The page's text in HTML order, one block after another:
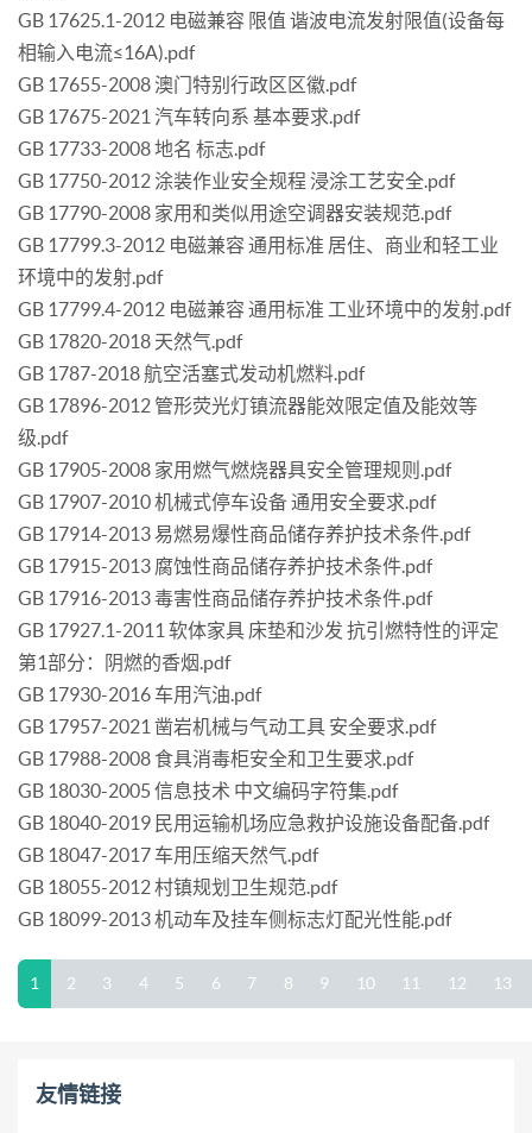
GB 17625.1-2012 电磁兼容 限值 谐波电流发射限值(设备每
相输入电流≤16A).pdf
GB 17655-2008 澳门特别行政区区徽.pdf
GB 17675-2021 汽车转向系 基本要求.pdf
GB 17733-2008 地名 标志.pdf
GB 17750-2012 涂装作业安全规程 浸涂工艺安全.pdf
GB 17790-2008 家用和类似用途空调器安装规范.pdf
GB 17799.3-2012 电磁兼容 通用标准 居住、商业和轻工业
环境中的发射.pdf
GB 17799.4-2012 电磁兼容 通用标准 工业环境中的发射.pdf
GB 17820-2018 天然气.pdf
GB 1787-2018 航空活塞式发动机燃料.pdf
GB 17896-2012 管形荧光灯镇流器能效限定值及能效等
级.pdf
GB 17905-2008 家用燃气燃烧器具安全管理规则.pdf
GB 17907-2010 机械式停车设备 通用安全要求.pdf
GB 17914-2013 易燃易爆性商品储存养护技术条件.pdf
GB 17915-2013 腐蚀性商品储存养护技术条件.pdf
GB 17916-2013 毒害性商品储存养护技术条件.pdf
GB 17927.1-2011 软体家具 床垫和沙发 抗引燃特性的评定
第1部分：阴燃的香烟.pdf
GB 17930-2016 车用汽油.pdf
GB 17957-2021 凿岩机械与气动工具 安全要求.pdf
GB 17988-2008 食具消毒柜安全和卫生要求.pdf
GB 18030-2005 信息技术 中文编码字符集.pdf
GB 18040-2019 民用运输机场应急救护设施设备配备.pdf
GB 18047-2017 车用压缩天然气.pdf
GB 18055-2012 村镇规划卫生规范.pdf
GB 18099-2013 机动车及挂车侧标志灯配光性能.pdf
1 2 3 4 5 6 7 8 9 10 11 12 13
友情链接